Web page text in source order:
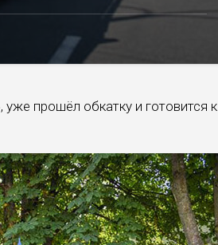
прошёл обкатку и готовится к